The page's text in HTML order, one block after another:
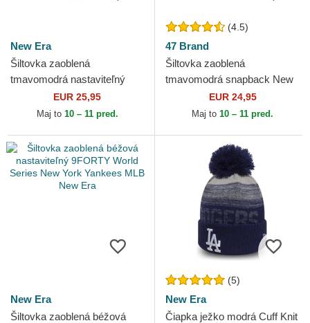
New Era
Šiltovka zaoblená
tmavomodrá nastaviteľný
9FORTY Outline New York
Yankees MLB New Era
EUR 25,95
Maj to 10 – 11 pred.
(4.5)
47 Brand
Šiltovka zaoblená
tmavomodrá snapback New
York Yankees MLB 47 Brand
EUR 24,95
Maj to 10 – 11 pred.
New Era
Šiltovka zaoblená béžová
(5)
New Era
Čiapka ježko modrá Cuff Knit